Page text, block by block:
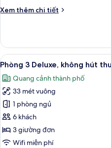
không
(24th-
29th
Floor)
Xem thêm chi tiết
Chi
Phòng
giường
Tiêu
chuẩn,
không
hút
thuốc
(24th-
29th
Floor)
Xem
tất
cả
ảnh
Phòng
3
Deluxe,
không
7
Phòng 3 Deluxe, không hút
Quang cảnh thành phố
33 mét vuông
1 phòng ngủ
6 khách
3 giường đơn
Wifi miễn phí